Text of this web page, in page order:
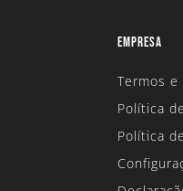
EMPRESA
Termos e
Política
Política